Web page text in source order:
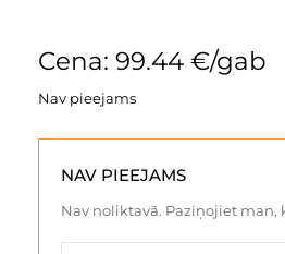
Cena: 99.44 €/gab
Nav pieejams
NAV PIEEJAMS
Nav noliktavā. Paziņojiet man,